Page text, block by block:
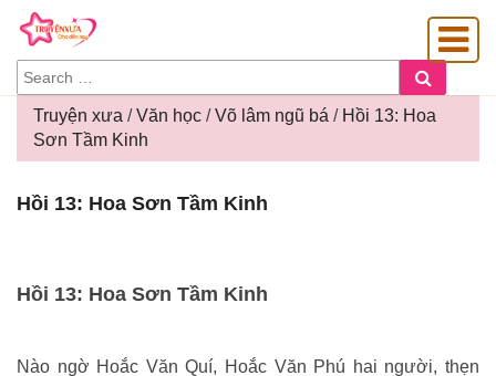
SEARCH
FOR:
Truyện xưa /Văn học /Võ lâm ngũ bá / Hồi 13: Hoa
Sơn Tầm Kinh
13:
Tầm
Hồi 13: Hoa Sơn Tầm Kinh
Hồi 13: Hoa Sơn Tầm Kinh
Nào ngờ Hoắc Văn Quí, Hoắc Văn Phú hai người, thẹn